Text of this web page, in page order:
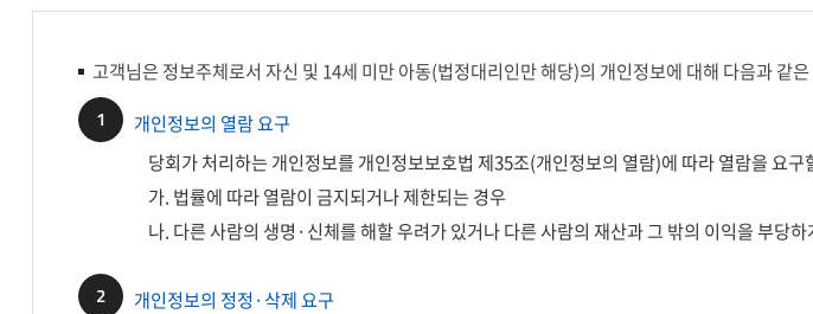
고객님은 정보주체로서 자신 및 14세 미만 아동(법정대리인만 해당)의 개인정보에 대해 다음과 같
1
개인정보의 열람 요구
당회가 처리하는 개인정보를 개인정보보호법 제35조(개인정보의 열람)에 따라 열람을 요
가. 법률에 따라 열람이 금지되거나 제한되는 경우
나. 다른 사람의 생명·신체를 해할 우려가 있거나 다른 사람의 재산과 그 밖의 이익을 부당
2
개인정보의 정정·삭제 요구